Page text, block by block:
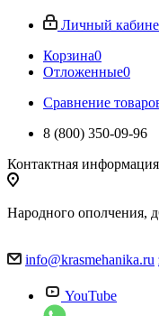
Личный
Корзина0
Отложенные0
Сравнение
8 (800) 350-09-96
Контактная информация
Народного ополчения,
info@krasmehanika.ru
YouTube